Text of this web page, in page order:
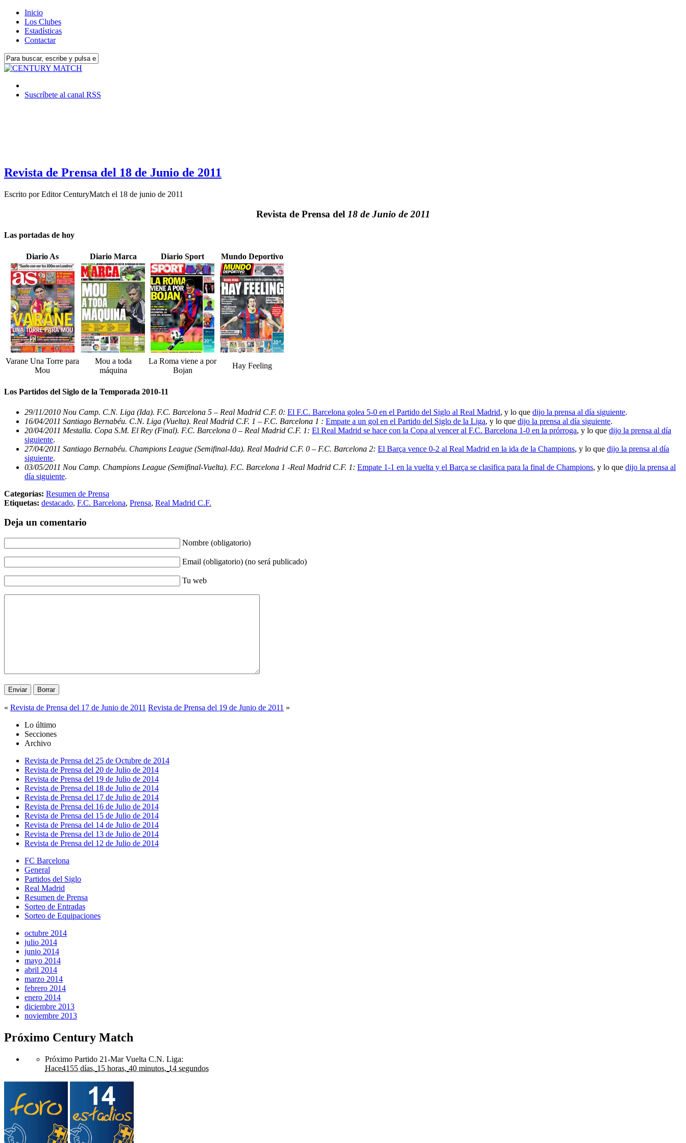
Inicio
Los Clubes
Estadísticas
Contactar
Suscríbete al canal RSS
Revista de Prensa del 18 de Junio de 2011
Escrito porEditor CenturyMatch el 18 de junio de 2011
Revista de Prensa del 18 de Junio de 2011
Las portadas de hoy
Diario As Diario Marca Diario Sport Mundo Deportivo
Varane Una Torre para
Mou
Mou a toda
máquina
La Roma viene a por
Bojan
Hay Feeling
Los Partidos del Siglo de la Temporada 2010-11
29/11/2010 Nou Camp. C.N. Liga (Ida). F.C. Barcelona 5 – Real Madrid C.F. 0: El F.C. Barcelona golea 5-0 en el Partido del Siglo al Real Madrid, y lo que dijo la prensa al día siguiente.
16/04/2011 Santiago Bernabéu. C.N. Liga (Vuelta). Real Madrid C.F. 1 – F.C. Barcelona 1 : Empate a un gol en el Partido del Siglo de la Liga, y lo que dijo la prensa al día siguiente.
20/04/2011 Mestalla. Copa S.M. El Rey (Final). F.C. Barcelona 0 – Real Madrid C.F. 1: El Real Madrid se hace con la Copa al vencer al F.C. Barcelona 1-0 en la prórroga, y lo que dijo la prensa al día
siguiente.
27/04/2011 Santiago Bernabéu. Champions League (Semifinal-Ida). Real Madrid C.F. 0 – F.C. Barcelona 2: El Barça vence 0-2 al Real Madrid en la ida de la Champions, y lo que dijo la prensa al día
siguiente.
03/05/2011 Nou Camp. Champions League (Semifinal-Vuelta). F.C. Barcelona 1 -Real Madrid C.F. 1: Empate 1-1 en la vuelta y el Barça se clasifica para la final de Champions, y lo que dijo la prensa al
día siguiente.
Categorías: Resumen de Prensa
Etiquetas: destacado, F.C. Barcelona, Prensa, Real Madrid C.F.
Deja un comentario
Nombre (obligatorio)
Email (obligatorio) (no será publicado)
Tu web
« Revista de Prensa del 17 de Junio de 2011 Revista de Prensa del 19 de Junio de 2011 »
Lo último
Secciones
Archivo
Revista de Prensa del 25 de Octubre de 2014
Revista de Prensa del 20 de Julio de 2014
Revista de Prensa del 19 de Julio de 2014
Revista de Prensa del 18 de Julio de 2014
Revista de Prensa del 17 de Julio de 2014
Revista de Prensa del 16 de Julio de 2014
Revista de Prensa del 15 de Julio de 2014
Revista de Prensa del 14 de Julio de 2014
Revista de Prensa del 13 de Julio de 2014
Revista de Prensa del 12 de Julio de 2014
FC Barcelona
General
Partidos del Siglo
Real Madrid
Resumen de Prensa
Sorteo de Entradas
Sorteo de Equipaciones
octubre 2014
julio 2014
junio 2014
mayo 2014
abril 2014
marzo 2014
febrero 2014
enero 2014
diciembre 2013
noviembre 2013
Próximo Century Match
Próximo Partido 21-Mar Vuelta C.N. Liga:
Hace4155 días, 15 horas, 40 minutos, 14 segundos